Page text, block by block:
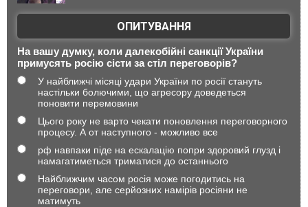
ОПИТУВАННЯ
На вашу думку, коли далекобійні санкції України
примусять росію сісти за стіл переговорів?
У найближчі місяці удари України по росії стануть
настільки болючими, що агресору доведеться
поновити перемовини
Цього року не варто чекати поновлення переговорного
процесу. А от наступного - можливо все
рф навпаки піде на ескалацію попри здоровий глузд і
намагатиметься триматися до останнього
Найближчим часом росія може погодитись на
переговори, але серйозних намірів росіяни не
матимуть